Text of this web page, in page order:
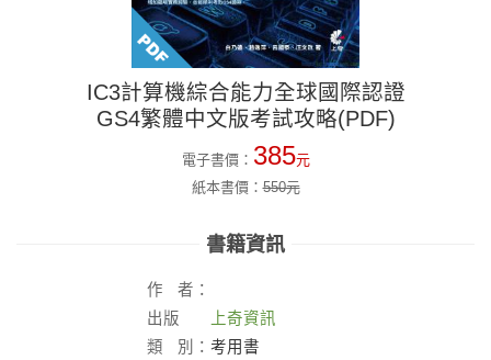
IC3計算機綜合能力全球國際認證
GS4繁體中文版考試攻略(PDF)
電子書價： 385元
紙本書價：550元
書籍資訊
作
者：
出版
社：
上奇資訊
類
別： 考用書